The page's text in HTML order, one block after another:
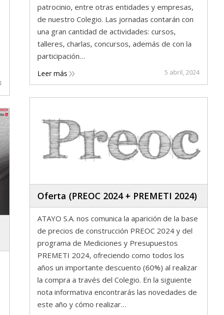
patrocinio, entre otras entidades y empresas,
de nuestro Colegio. Las jornadas contarán con
una gran cantidad de actividades: cursos,
talleres, charlas, concursos, además de con la
participación…
Leer más 5 abril, 2024
Oferta (PREOC 2024 + PREMETI 2024)
ATAYO S.A. nos comunica la aparición de la base
de precios de construcción PREOC 2024 y del
programa de Mediciones y Presupuestos
PREMETI 2024, ofreciendo como todos los
años un importante descuento (60%) al realizar
la compra a través del Colegio. En la siguiente
nota informativa encontrarás las novedades de
este año y cómo realizar…